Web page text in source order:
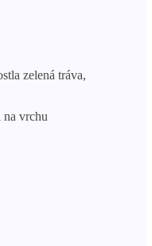
zelená tráva,
na vrchu